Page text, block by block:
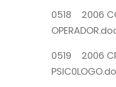
0518 2006
0519 2006